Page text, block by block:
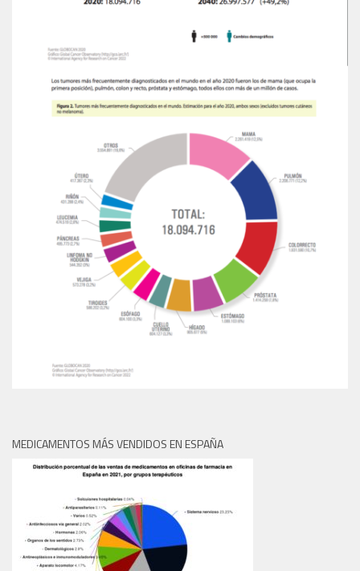
MEDICAMENTOS MÁS VENDIDOS EN ESPAÑA